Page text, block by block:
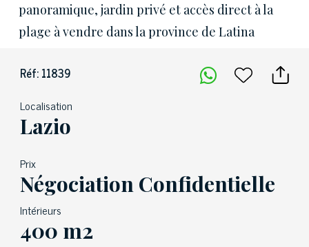
panoramique, jardin privé et accès direct à la
plage à vendre dans la province de Latina
Réf: 11839
Localisation
Lazio
Prix
Négociation Confidentielle
Intérieurs
400 m2